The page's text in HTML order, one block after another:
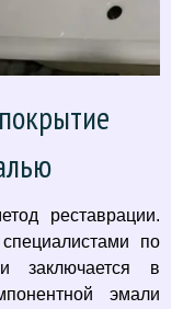
реставрации.
по
заключается в
эмали